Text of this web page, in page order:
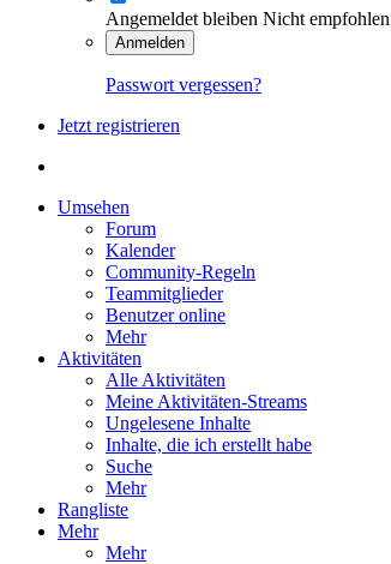
Angemeldet bleiben Nicht
Anmelden
Passwort vergessen?
Jetzt registrieren
Umsehen
Forum
Kalender
Community-Regeln
Teammitglieder
Benutzer online
Mehr
Aktivitäten
Alle Aktivitäten
Meine Aktivitäten-Streams
Ungelesene Inhalte
Inhalte, die ich erstellt habe
Suche
Mehr
Rangliste
Mehr
Mehr